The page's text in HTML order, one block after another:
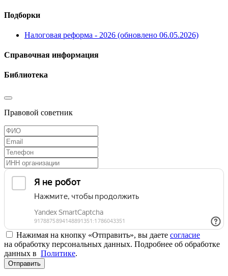
Подборки
Налоговая реформа - 2026 (обновлено 06.05.2026)
Справочная информация
Библиотека
Правовой советник
Нажимая на кнопку «Отправить», вы даете согласие
на обработку персональных данных. Подробнее об обработке
данных в Политике.
Отправить